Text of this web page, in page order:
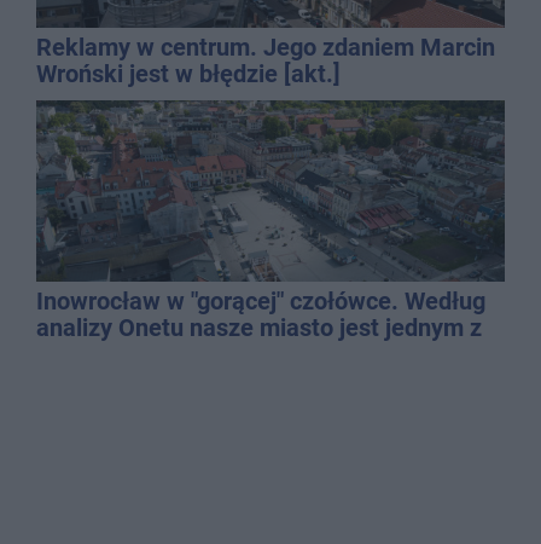
Reklamy w centrum. Jego zdaniem Marcin
Wroński jest w błędzie [akt.]
Inowrocław w "gorącej" czołówce. Według
analizy Onetu nasze miasto jest jednym z